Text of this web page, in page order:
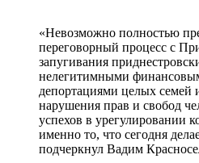
«Невозможно полностью
переговорный процесс с
запугивания
нелегитимными
депортациями целых семей
нарушения прав и свобод
успехов в урегулировании
именно то, что сегодня
подчеркнул Вадим